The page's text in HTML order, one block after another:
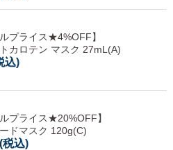
ルプライス★4%OFF】
カロテン マスク 27mL(A)
込)
ルプライス★20%OFF】
ドマスク 120g(C)
(税込)